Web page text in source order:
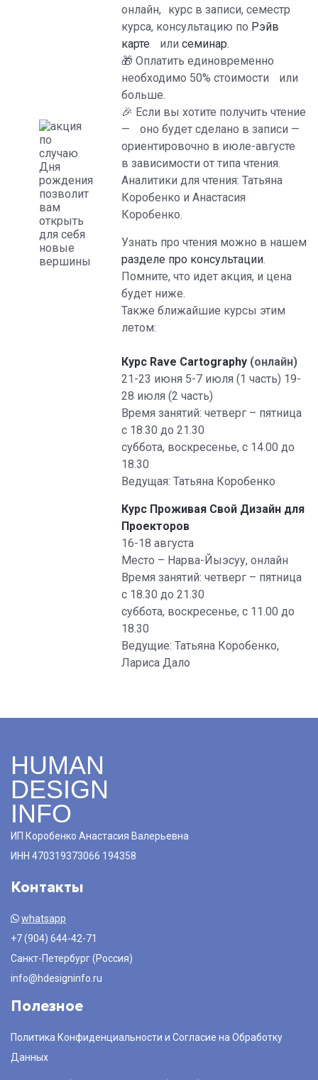
онлайн, курс в записи, семестр
курса, консультацию по Рэйв
карте или семинар.
🎁 Оплатить единовременно
необходимо 50% стоимости или
больше.
🎉 Если вы хотите получить чтение
— оно будет сделано в записи —
ориентировочно в июле-августе
в зависимости от типа чтения.
Аналитики для чтения: Татьяна
Коробенко и Анастасия
Коробенко.
Узнать про чтения можно в нашем
разделе про консультации.
Помните, что идет акция, и цена
будет ниже.
Также ближайшие курсы этим
летом:
Курс Rave Cartography (онлайн)
21-23 июня 5-7 июля (1 часть) 19-
28 июля (2 часть)
Время занятий: четверг – пятница
с 18.30 до 21.30
суббота, воскресенье, с 14.00 до
18.30
Ведущая: Татьяна Коробенко
Курс Проживая Свой Дизайн для
Проекторов
16-18 августа
Место – Нарва-Йыэсуу, онлайн
Время занятий: четверг – пятница
с 18.30 до 21.30
суббота, воскресенье, с 11.00 до
18.30
Ведущие: Татьяна Коробенко,
Лариса Дало
HUMAN
DESIGN
INFO
ИП Коробенко Анастасия Валерьевна
ИНН 470319373066 194358
Контакты
whatsapp
+7 (904) 644-42-71
Санкт-Петербург (Россия)
info@hdesigninfo.ru
Полезное
Политика Конфиденциальности и Согласие на Обработку
Данных